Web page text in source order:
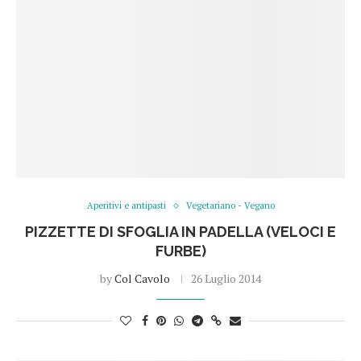
Aperitivi e antipasti Vegetariano - Vegano
PIZZETTE DI SFOGLIA IN PADELLA (VELOCI E
FURBE)
byCol Cavolo 26 Luglio 2014